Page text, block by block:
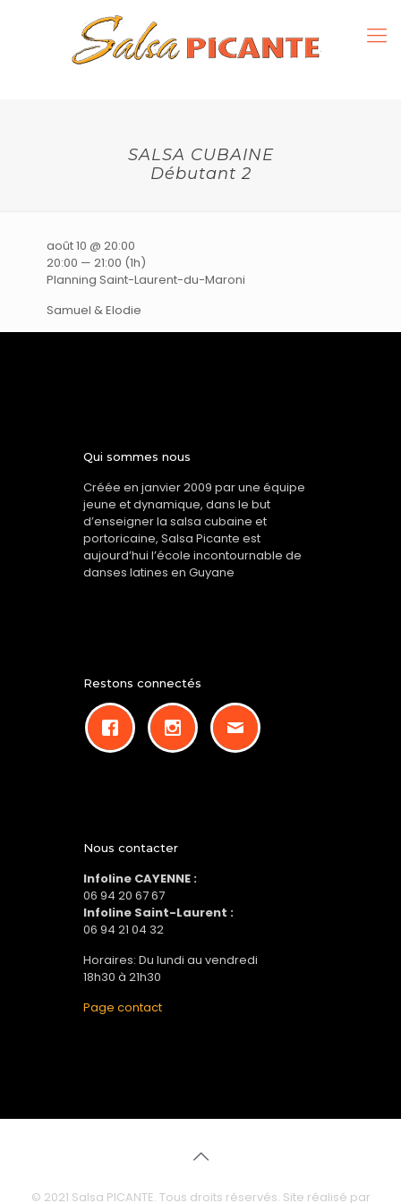
SALSA CUBAINE
Débutant 2
août 10 @ 20:00
20:00 — 21:00 (1h)
Planning Saint-Laurent-du-Maroni
Samuel & Elodie
Qui sommes nous
Créée en janvier 2009 par une équipe
jeune et dynamique, dans le but
d’enseigner la salsa cubaine et
portoricaine, Salsa Picante est
aujourd’hui l’école incontournable de
danses latines en Guyane
Restons connectés
Nous contacter
Infoline CAYENNE :
06 94 20 67 67
Infoline Saint-Laurent :
06 94 21 04 32
Horaires: Du lundi au vendredi
18h30 à 21h30
Page contact
© 2021 Salsa PICANTE. Tous droits réservés. Site réalisé par